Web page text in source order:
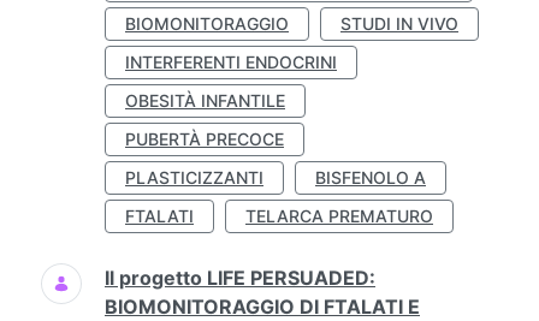
BIOMONITORAGGIO
STUDI IN VIVO
INTERFERENTI ENDOCRINI
OBESITÀ INFANTILE
PUBERTÀ PRECOCE
PLASTICIZZANTI
BISFENOLO A
FTALATI
TELARCA PREMATURO
Il progetto LIFE PERSUADED:
BIOMONITORAGGIO DI FTALATI E